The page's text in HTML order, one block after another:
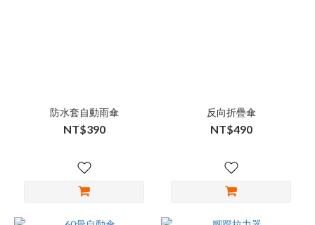
防水套自動雨傘
NT$390
反向折疊傘
NT$490